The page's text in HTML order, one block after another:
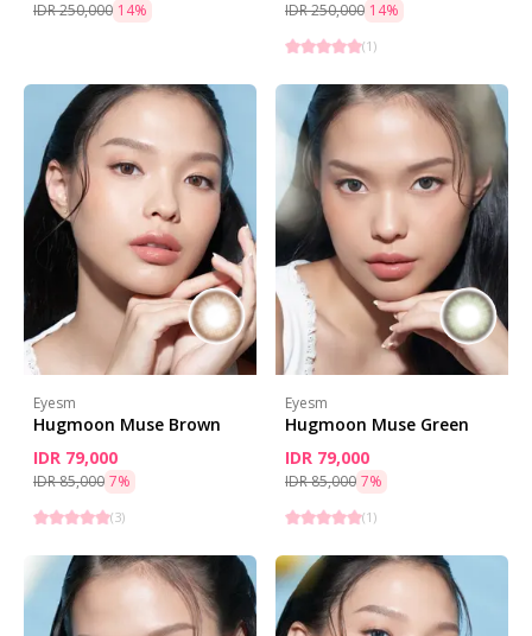
IDR 250,000 14% IDR 250,000 14%
(1 )
Eyesm
Hugmoon Muse Brown
IDR 79,000
IDR 85,000 7%
(3)
Eyesm
Hugmoon Muse Green
IDR 79,000
IDR 85,000 7%
(1 )